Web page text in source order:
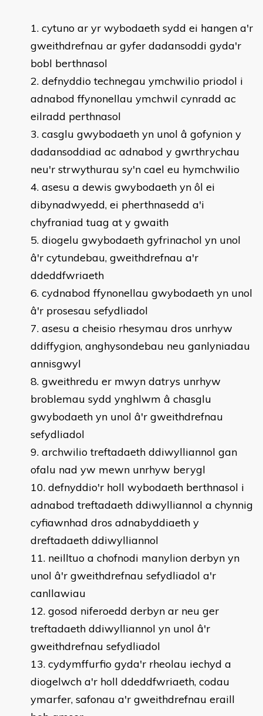
cytuno ar yr wybodaeth sydd ei hangen a'r
gweithdrefnau ar gyfer dadansoddi gyda'r
bobl berthnasol
defnyddio technegau ymchwilio priodol i
adnabod ffynonellau ymchwil cynradd ac
eilradd perthnasol
casglu gwybodaeth yn unol â gofynion y
dadansoddiad ac adnabod y gwrthrychau
neu'r strwythurau sy'n cael eu hymchwilio
asesu a dewis gwybodaeth yn ôl ei
dibynadwyedd, ei pherthnasedd a'i
chyfraniad tuag at y gwaith
diogelu gwybodaeth gyfrinachol yn unol
â'r cytundebau, gweithdrefnau a'r
ddeddfwriaeth
cydnabod ffynonellau gwybodaeth yn unol
â'r prosesau sefydliadol
asesu a cheisio rhesymau dros unrhyw
ddiffygion, anghysondebau neu ganlyniadau
annisgwyl
gweithredu er mwyn datrys unrhyw
broblemau sydd ynghlwm â chasglu
gwybodaeth yn unol â'r gweithdrefnau
sefydliadol
archwilio treftadaeth ddiwylliannol gan
ofalu nad yw mewn unrhyw berygl
defnyddio'r holl wybodaeth berthnasol i
adnabod treftadaeth ddiwylliannol a chynnig
cyfiawnhad dros adnabyddiaeth y
dreftadaeth ddiwylliannol
neilltuo a chofnodi manylion derbyn yn
unol â'r gweithdrefnau sefydliadol a'r
canllawiau
gosod niferoedd derbyn ar neu ger
treftadaeth ddiwylliannol yn unol â'r
gweithdrefnau sefydliadol
cydymffurfio gyda'r rheolau iechyd a
diogelwch a'r holl ddeddfwriaeth, codau
ymarfer, safonau a'r gweithdrefnau eraill